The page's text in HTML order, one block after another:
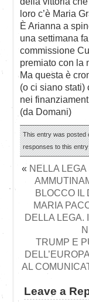
loro c’è Maria
È Arianna a
una settimana
commissione
premiato con la
Ma questa è
(o ci siano stati)
nei
(da Domani)
This entry was posted
responses to this
« NELLA
BLOCCO IL
MARIA
DELLA LEGA.
TRUMP E
AL
Leave a